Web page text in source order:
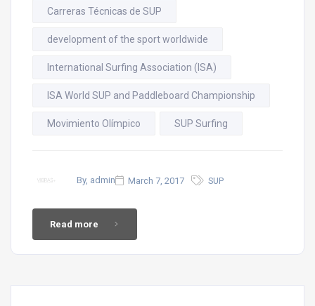
Carreras Técnicas de SUP
development of the sport worldwide
International Surfing Association (ISA)
ISA World SUP and Paddleboard Championship
Movimiento Olímpico SUP Surfing
By, admin March 7, 2017 SUP
Read more